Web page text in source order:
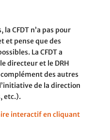
la CFDT n’a pas pour
et pense que des
La CFDT a
directeur et le DRH
des autres
de la direction
etc.).
interactif en cliquant